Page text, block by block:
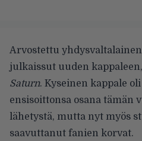
Arvostettu
julkaissut uuden
Saturn. Kyseinen kappale
ensisoittonsa osana tämän
lähetystä, mutta nyt myös
saavuttanut fanien korvat.